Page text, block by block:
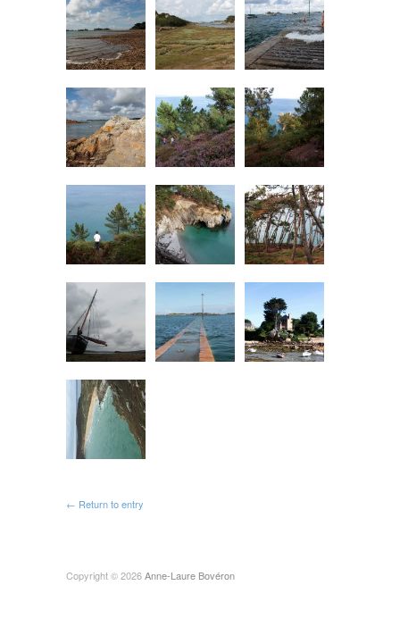
← Return to entry
Copyright © 2026Anne-Laure Bovéron